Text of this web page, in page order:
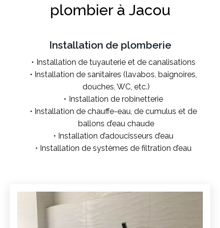
plombier à Jacou
Installation de plomberie
Installation de tuyauterie et de canalisations
Installation de sanitaires (lavabos, baignoires,
douches, WC, etc.)
Installation de robinetterie
Installation de chauffe-eau, de cumulus et de
ballons d’eau chaude
Installation d’adoucisseurs d’eau
Installation de systèmes de filtration d’eau